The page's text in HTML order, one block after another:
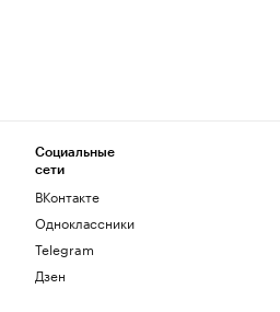
Социальные
сети
ВКонтакте
Одноклассники
Telegram
Дзен